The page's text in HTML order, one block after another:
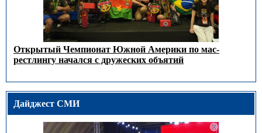
Открытый Чемпионат Южной Америки по мас-
рестлингу начался с дружеских объятий
Дайджест СМИ